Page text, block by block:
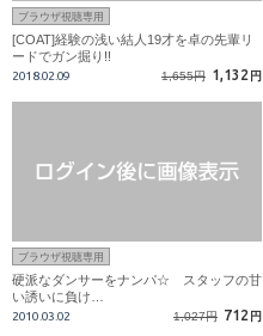
ブラウザ視聴専用
[COAT]経験の浅い結人19才を卓の先輩リ
ードでガン掘り!!
2018.02.09 1,655円 1,132 円
ブラウザ視聴専用
硬派なダンサーをナンパ☆ スタッフの甘
い誘いに負け…
2010.03.02 1,027円 712 円